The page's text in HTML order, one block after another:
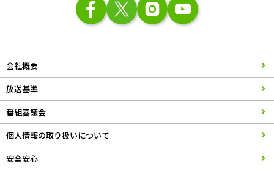
会社概要
放送基準
番組審議会
個人情報の取り扱いについて
安全安心